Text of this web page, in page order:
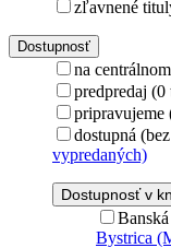
zľavnené
Dostupnosť
na
predpredaj
pripravujeme
dostupná
vypredaných)
Dostupnosť v
Bystrica